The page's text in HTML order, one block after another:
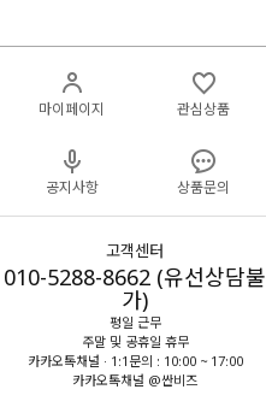
마이페이지 관심상품
공지사항 상품문의
고객센터
010-5288-8662 (유선상담불
가)
평일 근무
주말 및 공휴일 휴무
카카오톡채널 · 1:1문의 : 10:00 ~ 17:00
카카오톡채널 @싼비즈